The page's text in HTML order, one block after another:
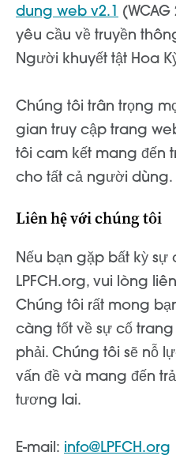
dung web v2.1
yêu cầu về truyền
Người khuyết tật Hoa
Chúng tôi trân trọng
gian truy cập trang
tôi cam kết mang đến
cho tất cả người dùng.
Liên hệ với chúng tôi
Nếu bạn gặp bất kỳ sự
LPFCH.org, vui lòng
Chúng tôi rất mong
càng tốt về sự cố
phải. Chúng tôi sẽ nỗ
vấn đề và mang đến
tương lai.
E-mail: info@LPFCH.org